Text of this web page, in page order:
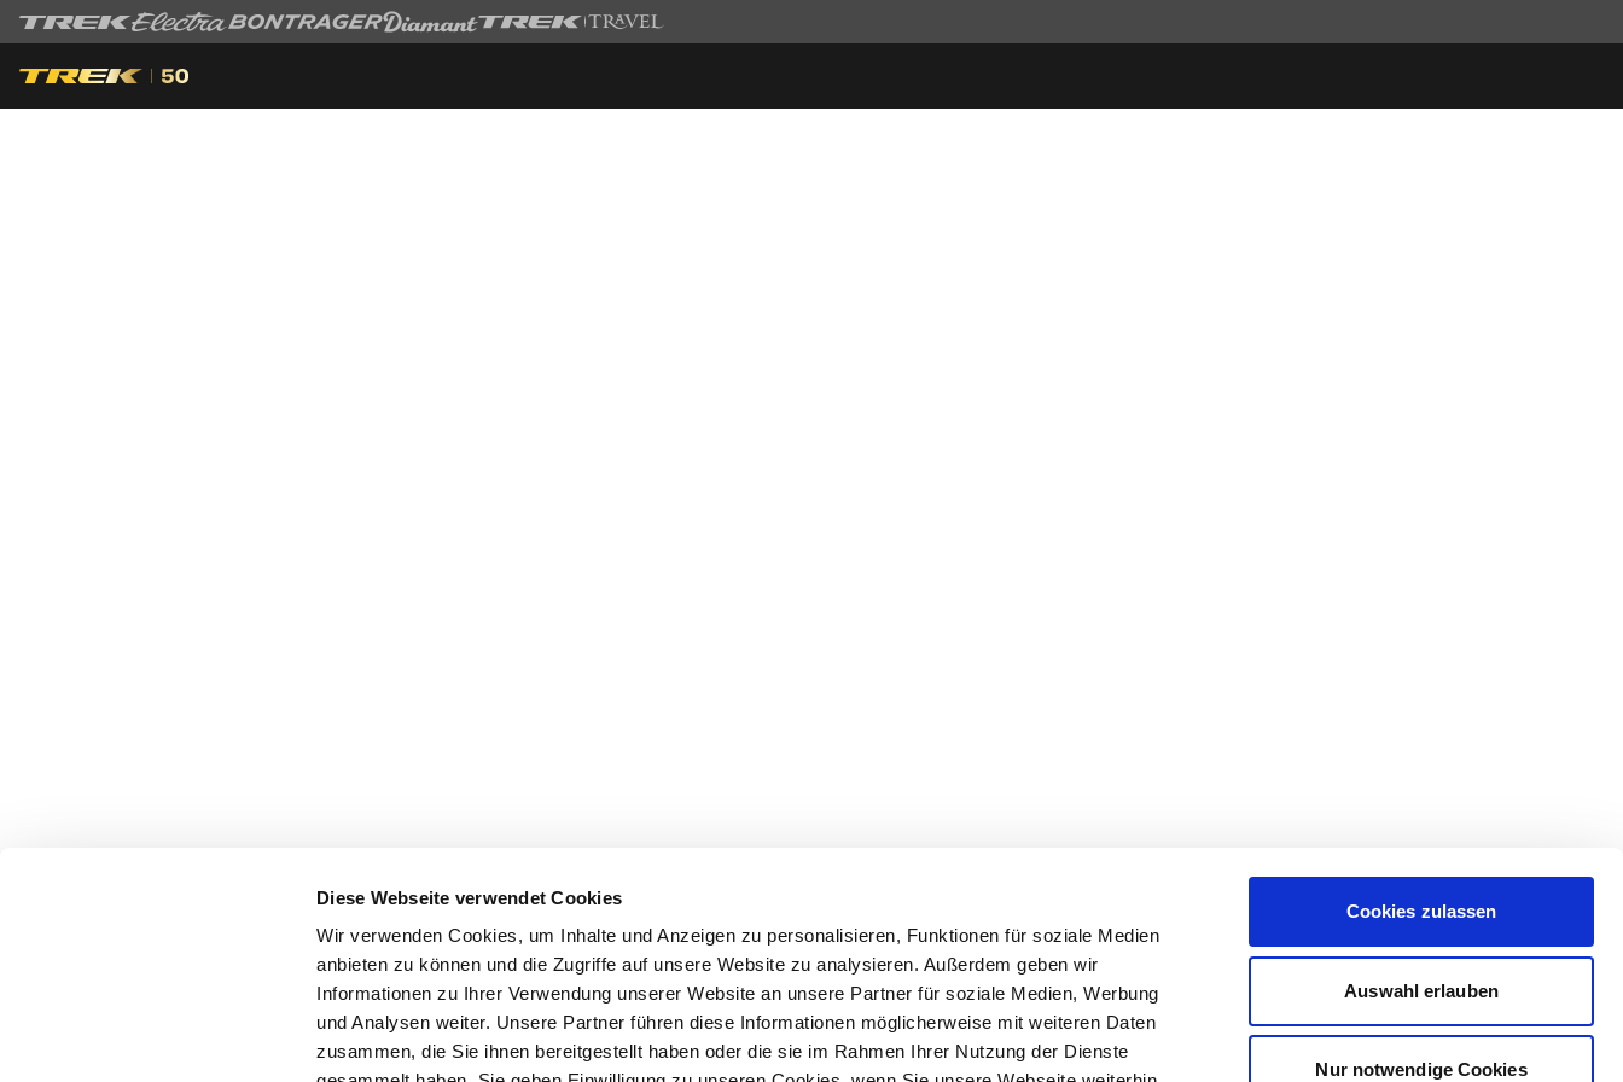
Diese Webseite verwendet Cookies
Wir verwenden Cookies, um Inhalte und Anzeigen zu personalisieren, Funktionen für soziale Medien
anbieten zu können und die Zugriffe auf unsere Website zu analysieren. Außerdem geben wir
Informationen zu Ihrer Verwendung unserer Website an unsere Partner für soziale Medien, Werbung
und Analysen weiter. Unsere Partner führen diese Informationen möglicherweise mit weiteren Daten
zusammen, die Sie ihnen bereitgestellt haben oder die sie im Rahmen Ihrer Nutzung der Dienste
Cookies zulassen
Auswahl erlauben
Nur notwendige Cookies